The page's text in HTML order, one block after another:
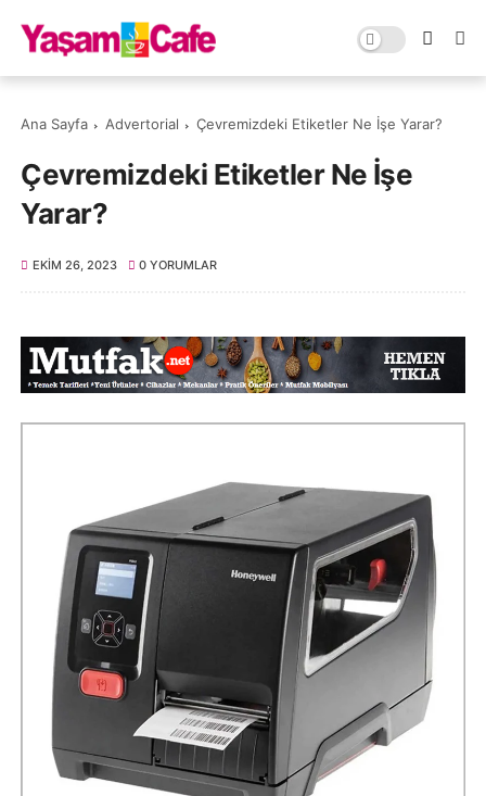
Ana Sayfa Advertorial Çevremizdeki Etiketler Ne İşe Yarar?
Çevremizdeki Etiketler Ne İşe
Yarar?
EKIM 26, 2023 0 YORUMLAR